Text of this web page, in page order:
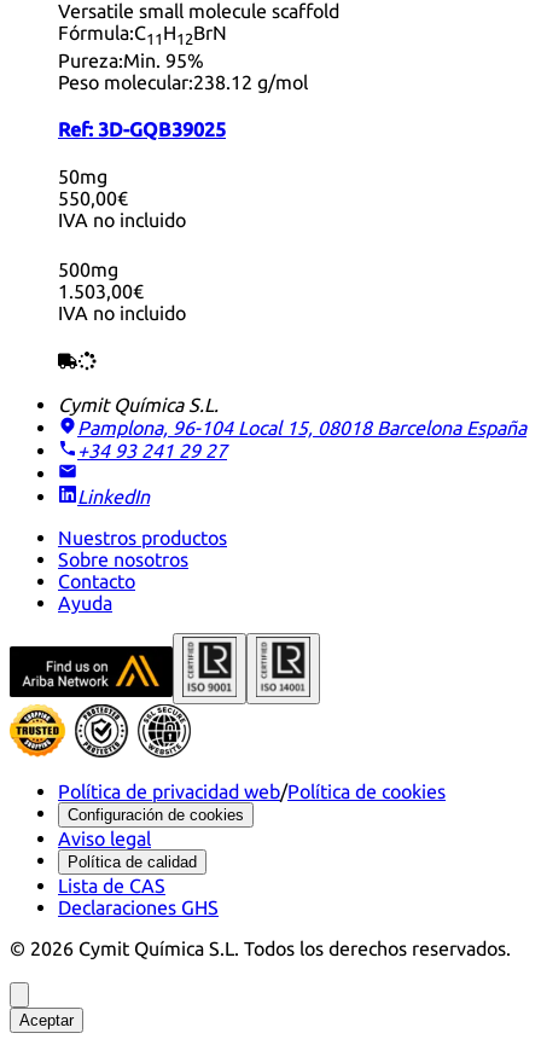
Versatile small molecule scaffold
Fórmula:C11 H12BrN
Pureza:Min. 95%
Peso molecular:238.12 g/mol
Ref: 3D-GQB39025
50mg
550,00€
IVA no incluido
500mg
1.503,00€
IVA no incluido
Cymit Química S.L.
Pamplona, 96-104 Local 15, 08018 Barcelona España
+34 93 241 29 27
LinkedIn
Nuestros productos
Sobre nosotros
Contacto
Ayuda
Política de privacidad web/Política de cookies
Configuración de cookies
Aviso legal
Política de calidad
Lista de CAS
Declaraciones GHS
© 2026 Cymit Química S.L. Todos los derechos reservados.
Aceptar